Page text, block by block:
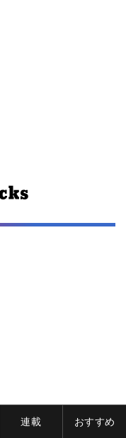
連載 おすすめ